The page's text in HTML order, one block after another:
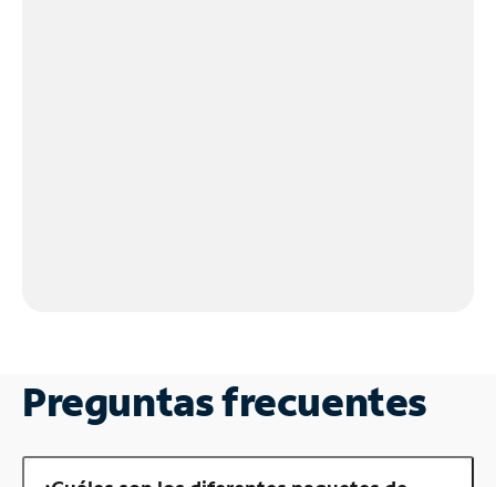
Preguntas frecuentes